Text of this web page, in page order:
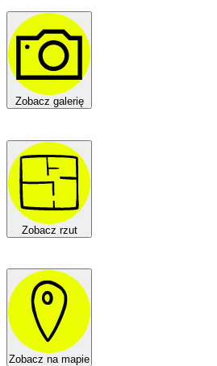
Zobacz galerię
Zobacz rzut
Zobacz na mapie